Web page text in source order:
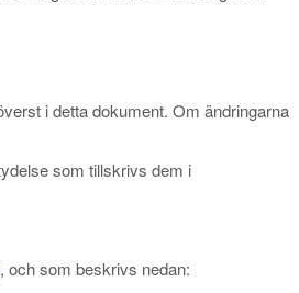
i detta dokument. Om ändringarna
som tillskrivs dem i
och som beskrivs nedan: